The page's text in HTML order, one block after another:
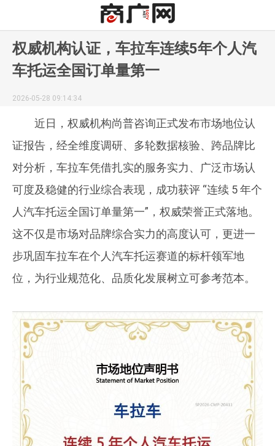
权威机构认证，车拉车连续5年个人汽
车托运全国订单量第一
2026-05-28 09:14:34
近日，权威机构尚普咨询正式发布市场地位认
证报告，经全维度调研、多轮数据核验、跨品牌比
对分析，车拉车凭借扎实的服务实力、广泛市场认
可度及稳健的行业综合表现，成功获评 “连续 5 年个
人汽车托运全国订单量第一”，权威荣誉正式落地。
这不仅是市场对品牌综合实力的高度认可，更进一
步巩固车拉车在个人汽车托运赛道的标杆领军地
位，为行业规范化、品质化发展树立可参考范本。